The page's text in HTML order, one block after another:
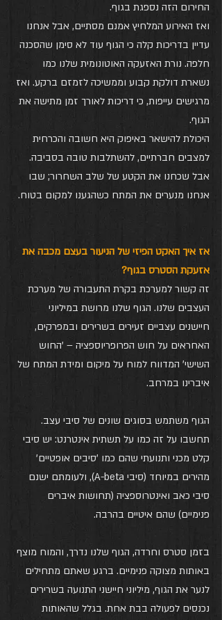
החירום הזה נספגת בגוף.
ואז האירוע המלחיץ אמנם מסתיים, אבל אנחנו
עדיין בדריכות קלה כי הגוף עוד לא סימן שהסכנה
חלפה. נורת האזעקה האוטונומית שלנו כמו
נשארת דולקת קבוע וממשיכה לזמזם ברקע. ואז
מרגישים עייפות, כי דריכות לאורך זמן מתישה את
הגוף.
היכולת להישאר באיפוק היא חשובה והכרחית
למצבים חברתיים, להשתלבות טובה בסביבה.
אבל שכחנו את הקטע של שלב השחרור; שבו
אנחנו מנערים את המתח כשהגענו למקום בטוח.
אז איך האקט הפיזי של הניעור בעצם מכבה את
אזעקת הסטרס בגוף?
זה קשור למערכת בקרת התעבורה של מערכת
העצבים שלנו. הגוף שלנו מרושת במיליוני
חיישנים עצביים זעירים בשרירים ובמפרקים,
האחראים על חוש הפרופריוספציה – 'החוש
השישי' המדווח למוח על מיקום ומידת המתח של
איברינו במרחב.
הגוף משתמש בסוגים שונים של סיבי עצב.
תחשבו על זה כמו על תשתית אינטרנט: יש סיבי
קלט מכני ותנועתי שהם כמו 'סיבים אופטיים'
מהירים במיוחד (סיבי A-beta), ולעומתם ישנם
סיבי כאב ואינטרוספציה (תחושות איברים
פנימיים) שהם איטיים בהרבה.
בזמן סטרס וחרדה, הגוף שלנו נדרך, והמוח מוצף
באותות מצוקה פנימיים. ברגע שאתם מתחילים
לנער את הגוף, מיליוני חיישני התנועה בשרירים
נכנסים לפעולה בבת אחת. בגלל שהאותות